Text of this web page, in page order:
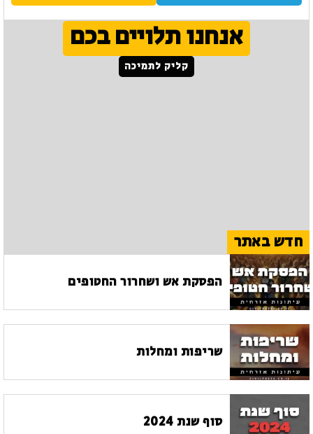
אנחנו תלויים בכם
קליק לתמיכה
חדש באתר
הפסקת אש ושחרור החטופים
שריפות ומחלות
סוף שנת 2024